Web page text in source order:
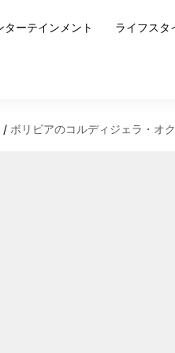
ターテインメント ライフスタ
/ ボリビアのコルディジェラ・オ